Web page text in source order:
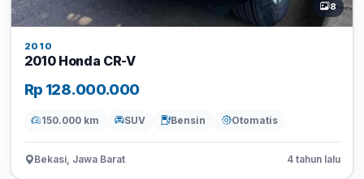
8
2010
2010 Honda CR-V
Rp 128.000.000
150.000 km SUV Bensin Otomatis
Bekasi, Jawa Barat 4 tahun lalu